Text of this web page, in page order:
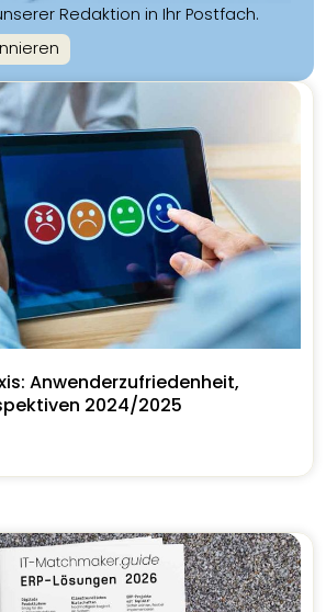
Redaktion in Ihr Postfach.
Anwenderzufriedenheit,
2024/2025